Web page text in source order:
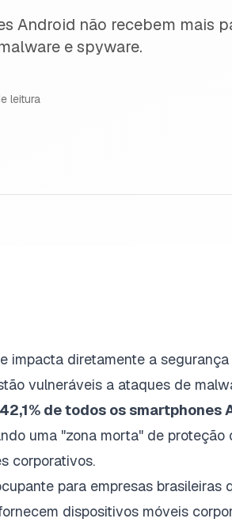
Android não recebem mais
e spyware.
leitura
impacta diretamente a
vulneráveis a ataques de
42,1% de todos os smartphones
uma "zona morta" de proteção
corporativos.
para empresas brasileiras
dispositivos móveis